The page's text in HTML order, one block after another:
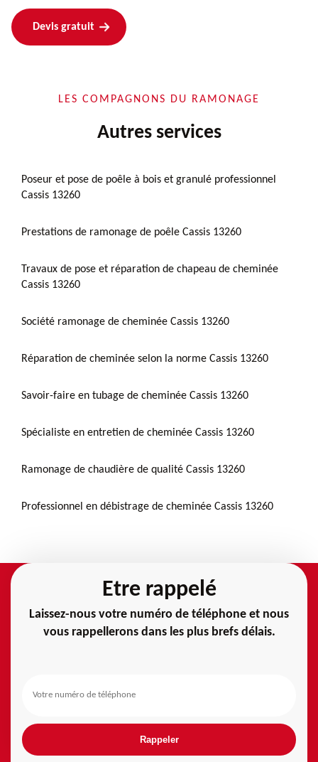
Devis gratuit
LES COMPAGNONS DU RAMONAGE
Autres services
Poseur et pose de poêle à bois et granulé professionnel
Cassis 13260
Prestations de ramonage de poêle Cassis 13260
Travaux de pose et réparation de chapeau de cheminée
Cassis 13260
Société ramonage de cheminée Cassis 13260
Réparation de cheminée selon la norme Cassis 13260
Savoir-faire en tubage de cheminée Cassis 13260
Spécialiste en entretien de cheminée Cassis 13260
Ramonage de chaudière de qualité Cassis 13260
Professionnel en débistrage de cheminée Cassis 13260
Etre rappelé
Laissez-nous votre numéro de téléphone et nous
vous rappellerons dans les plus brefs délais.